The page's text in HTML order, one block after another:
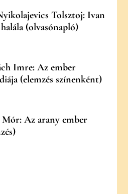
Tolsztoj: Ivan
(olvasónapló)
Imre: Az ember
(elemzés színenként)
Mór: Az arany ember